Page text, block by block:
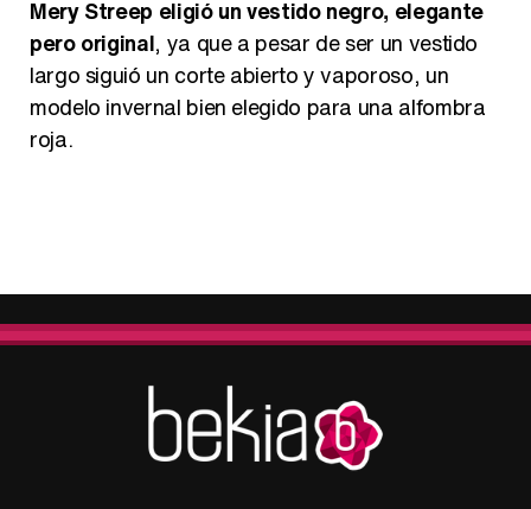
Mery Streep eligió un vestido negro, elegante
pero original, ya que a pesar de ser un vestido
largo siguió un corte abierto y vaporoso, un
modelo invernal bien elegido para una alfombra
roja.